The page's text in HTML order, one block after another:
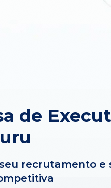
de
recrutamento e